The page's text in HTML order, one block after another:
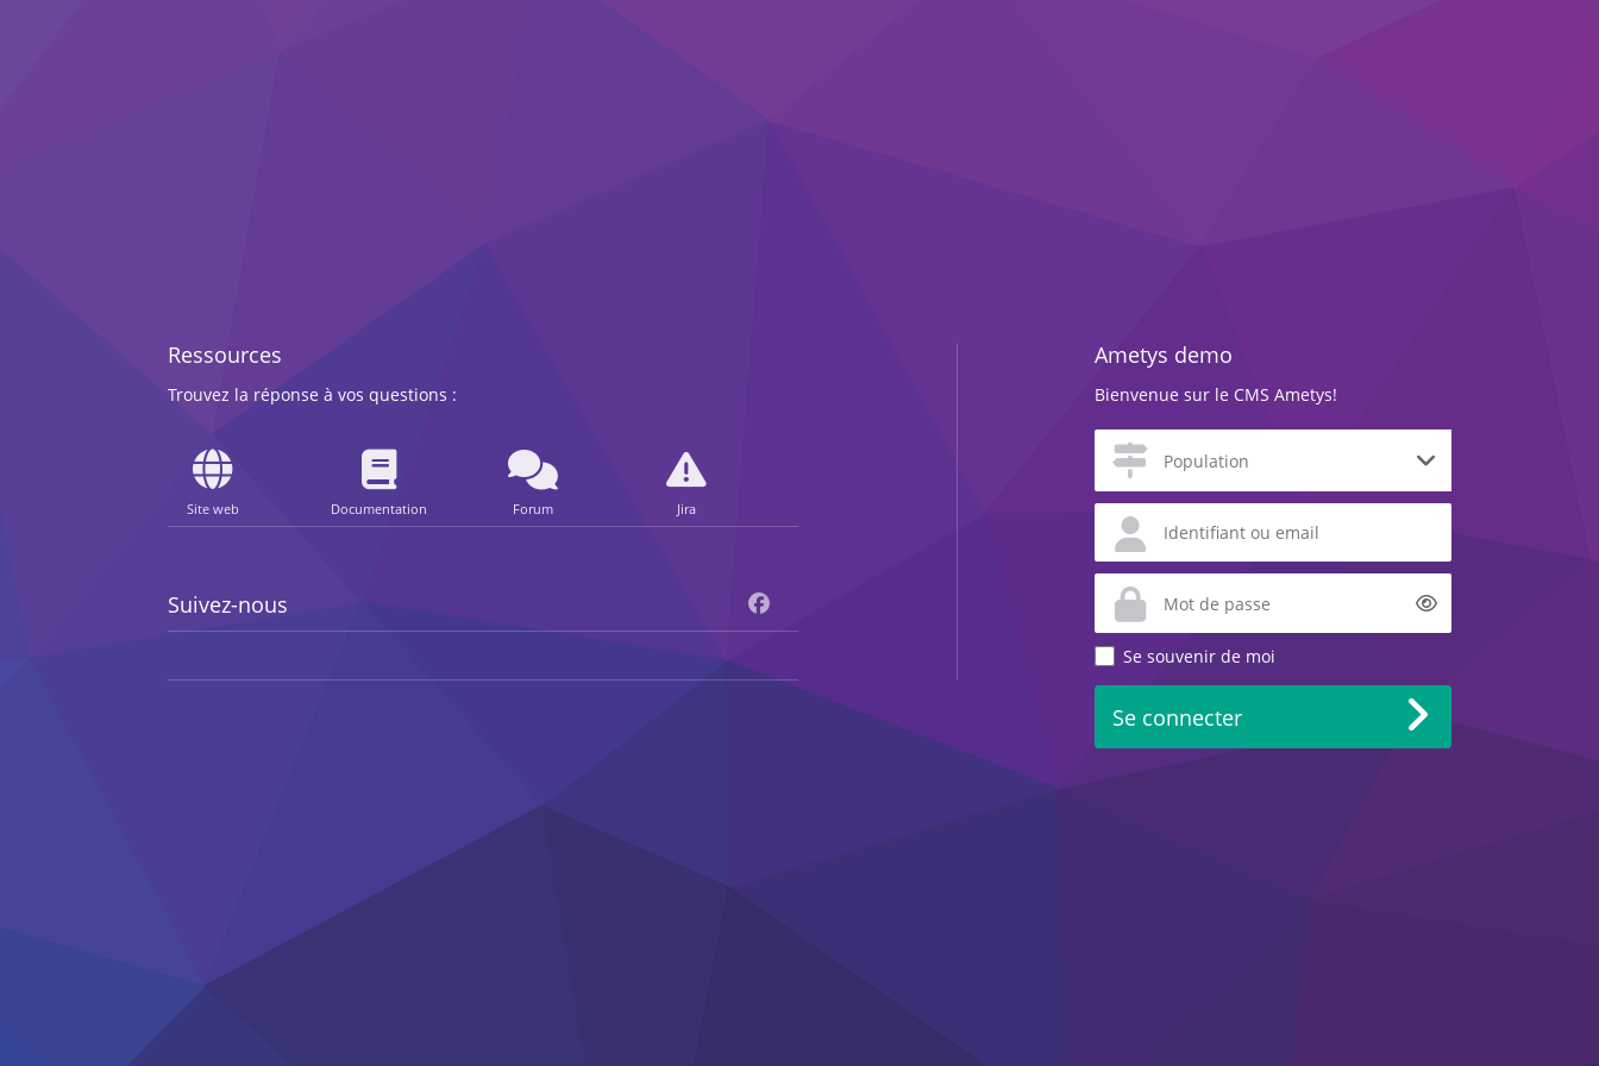
Ametys demo
Bienvenue sur le CMS Ametys!
Afficher
Se souvenir de moi
Se connecter
Ressources
Trouvez la réponse à vos questions :
Site web Documentation Forum Jira
Suivez-nous